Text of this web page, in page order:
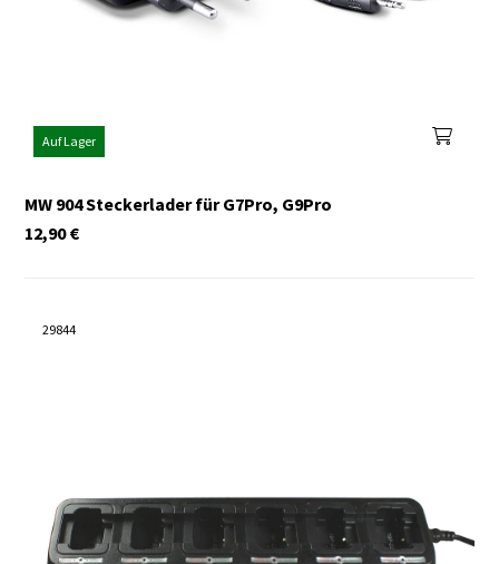
Auf Lager
MW 904 Steckerlader für G7Pro, G9Pro
€
12,90
29844